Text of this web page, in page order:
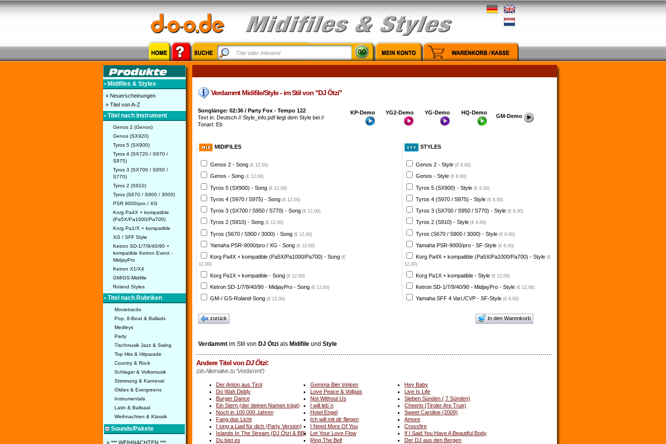
• Midifiles & Styles
» Neuerscheinungen
» Titel von A-Z
• Titel nach Instrument
Genos 2 (Genos)
Genos (SX920)
Tyros 5 (SX900)
Tyros 4 (SX720 / S970 /
S975)
Tyros 3 (SX700 / S950 /
S770)
Tyros 2 (S910)
Tyros (S670 / S900 / 3000)
PSR 9000/pro / XG
Korg Pa4X + kompatible
(Pa5X/Pa1000/Pa700)
Korg Pa1/X + kompatible
XG / SFF Style
Ketron SD-1/7/9/40/90 +
kompatible Ketron Event -
MidjayPro
Ketron X1/X4
GM/GS-Midifile
Roland Styles
• Titel nach Rubriken
Movietracks
Pop, 8-Beat & Ballads
Medleys
Party
Tischmusik Jazz & Swing
Top Hits & Hitparade
Country & Rock
Schlager & Volksmusik
Stimmung & Karneval
Oldies & Evergreens
Instrumentals
Latin & Ballsaal
Weihnachten & Klassik
Sounds/Pakete
» *** WEIHNACHTEN ***
Verdammt Midifile/Style - im Stil von "DJ Ötzi"
Songlänge: 02:36 / Party Fox - Tempo 122
Text in: Deutsch // Style_info.pdf liegt dem Style bei //
Tonart: Eb
KP-Demo YG2-Demo YG-Demo HQ-Demo
GM-Demo
MIDIFILES
Genos 2 - Song (€ 12,00)
Genos - Song (€ 12,00)
Tyros 5 (SX900) - Song (€ 12,00)
Tyros 4 (S970 / S975) - Song (€ 12,00)
Tyros 3 (SX700 / S950 / S770) - Song (€ 12,00)
Tyros 2 (S910) - Song (€ 12,00)
Tyros (S670 / S900 / 3000) - Song (€ 12,00)
Yamaha PSR-9000/pro / XG - Song (€ 12,00)
Korg Pa4X + kompatible (Pa5X/Pa1000/Pa700) - Song (€
12,00)
Korg Pa1X + kompatible - Song (€ 12,00)
Ketron SD-1/7/9/40/90 - MidjayPro - Song (€ 12,00)
GM-/ GS-Roland-Song (€ 12,00)
STYLES
Genos 2 - Style (€ 8,00)
Genos - Style (€ 8,00)
Tyros 5 (SX900) - Style (€ 8,00)
Tyros 4 (S970 / S975) - Style (€ 8,00)
Tyros 3 (SX700 / S950 / S770) - Style (€ 8,00)
Tyros 2 (S910) - Style (€ 8,00)
Tyros (S670 / S900 / 3000) - Style (€ 8,00)
Yamaha PSR-9000/pro - SF-Style (€ 8,00)
Korg Pa4X + kompatible (Pa5X/Pa1000/Pa700) - Style (€
12,00)
Korg Pa1X + kompatible - Style (€ 12,00)
Ketron SD-1/7/9/40/90 - MidjayPro - Style (€ 12,00)
Yamaha SFF 4 Vari./CVP - SF-Style (€ 8,00)
zurück In den Warenkorb
Verdammtim Stil von DJ Ötzials Midifileund Style
Andere Titel vonDJ Ötzi:
(als Alternative zu "Verdammt")
Der Anton aus Tirol Gemma Bier trinken
Hey Baby
Do Wah Diddy
Love Peace & Vollgas
Live Is Life
Burger Dance
Not Without Us
Sieben Sünden ( 7 Sünden)
Ein Stern (der deinen Namen trägt)
I will leb´n
Cheerio (Tiroler Are True)
Noch in 100.000 Jahren
Hotel Engel
Sweet Caroline (2009)
Fang das Licht
Ich will mit dir fliegen
Amore
I sing a Liad für dich (Party Version)
I Need More Of You
Crossfire
Islands In The Stream (DJ Ötzi & BB)
Let Your Love Flow
If I Said You Have A Beautiful Body
Du bist es
Ring The Bell Der DJ aus den Bergen